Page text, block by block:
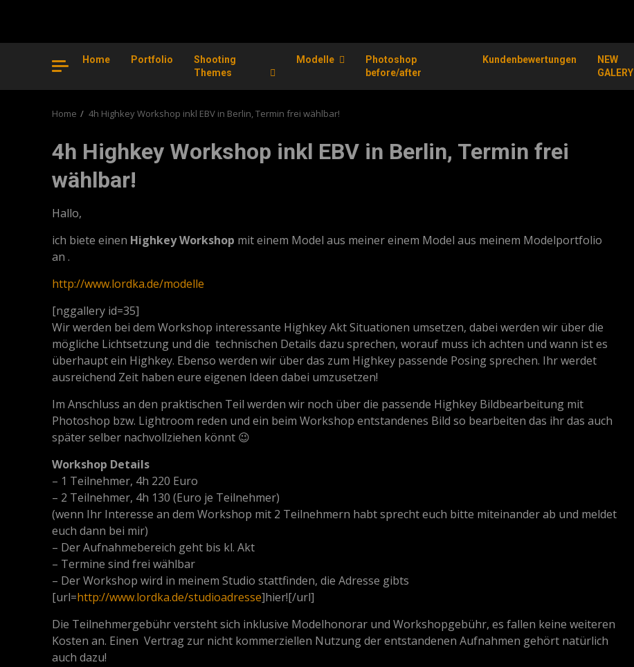
Home Portfolio
Shooting
Themes
Modelle
Photoshop
before/after
Kundenbewertungen
NEW
GALERY
Home 4h Highkey Workshop inkl EBV in Berlin, Termin frei wählbar!
4h Highkey Workshop inkl EBV in Berlin, Termin frei
wählbar!
Hallo,
ich biete einen Highkey Workshop mit einem Model aus meiner einem Model aus meinem Modelportfolio
an .
http://www.lordka.de/modelle
[nggallery id=35]
Wir werden bei dem Workshop interessante Highkey Akt Situationen umsetzen, dabei werden wir über die
mögliche Lichtsetzung und die technischen Details dazu sprechen, worauf muss ich achten und wann ist es
überhaupt ein Highkey. Ebenso werden wir über das zum Highkey passende Posing sprechen. Ihr werdet
ausreichend Zeit haben eure eigenen Ideen dabei umzusetzen!
Im Anschluss an den praktischen Teil werden wir noch über die passende Highkey Bildbearbeitung mit
Photoshop bzw. Lightroom reden und ein beim Workshop entstandenes Bild so bearbeiten das ihr das auch
später selber nachvollziehen könnt 😉
Workshop Details
– 1 Teilnehmer, 4h 220 Euro
– 2 Teilnehmer, 4h 130 (Euro je Teilnehmer)
(wenn Ihr Interesse an dem Workshop mit 2 Teilnehmern habt sprecht euch bitte miteinander ab und meldet
euch dann bei mir)
– Der Aufnahmebereich geht bis kl. Akt
– Termine sind frei wählbar
– Der Workshop wird in meinem Studio stattfinden, die Adresse gibts
[url=http://www.lordka.de/studioadresse]hier![/url]
Die Teilnehmergebühr versteht sich inklusive Modelhonorar und Workshopgebühr, es fallen keine weiteren
Kosten an. Einen Vertrag zur nicht kommerziellen Nutzung der entstandenen Aufnahmen gehört natürlich
auch dazu!